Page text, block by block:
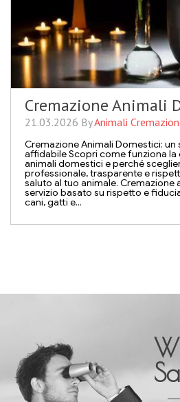
Cremazione Animali
21.03.2026 ByAnimali
Cremazione Animali Domestici:
affidabile Scopri come funziona la
animali domestici e perché
professionale, trasparente e
saluto al tuo animale. Cremazione
servizio basato su rispetto e
cani, gatti e...